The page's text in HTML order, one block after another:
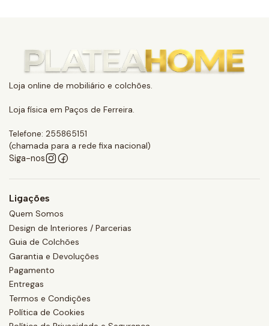
Loja online de mobiliário e colchões.
Loja física em Paços de Ferreira.
Telefone: 255865151
(chamada para a rede fixa nacional)
Siga-nos
Ligações
Quem Somos
Design de Interiores / Parcerias
Guia de Colchões
Garantia e Devoluções
Pagamento
Entregas
Termos e Condições
Política de Cookies